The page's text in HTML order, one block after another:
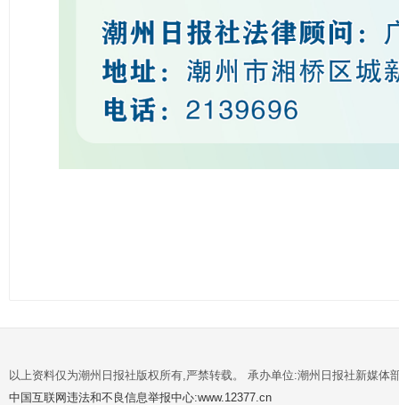
以上资料仅为潮州日报社版权所有,严禁转载。 承办单位:潮州日报社新媒体
中国互联网违法和不良信息举报中心:www.12377.cn